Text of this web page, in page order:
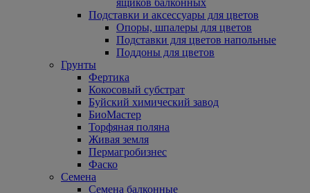
ящиков балконных
Подставки и аксессуары для цветов
Опоры, шпалеры для цветов
Подставки для цветов напольные
Поддоны для цветов
Грунты
Фертика
Кокосовый субстрат
Буйский химический завод
БиоМастер
Торфяная поляна
Живая земля
Пермагробизнес
Фаско
Семена
Семена балконные